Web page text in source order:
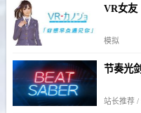
VR女友
模拟
节奏光
站长推荐 /